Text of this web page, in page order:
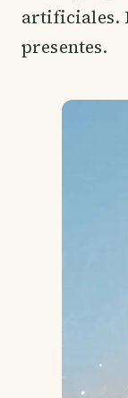
artificiales.
presentes.